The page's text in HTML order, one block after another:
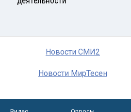
Новости СМИ2
Новости МирТесен